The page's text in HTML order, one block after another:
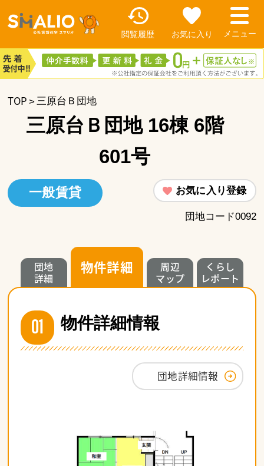
閲覧履歴 お気に入り
TOP 三原台Ｂ団地
三原台Ｂ団地 16棟 6階
601号
一般賃貸 お気に入り登録
団地コード0092
団地
詳細
物件詳細
周辺
マップ
くらし
レポート
01 物件詳細情報
団地詳細情報